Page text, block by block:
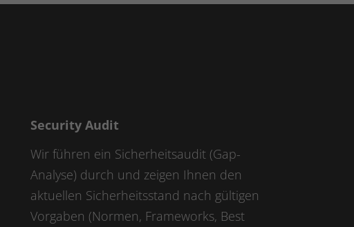
Security Audit
Wir führen ein Sicherheitsaudit (Gap-
Analyse) durch und zeigen Ihnen den
aktuellen Sicherheitsstand nach gültigen
Vorgaben (Normen, Frameworks, Best